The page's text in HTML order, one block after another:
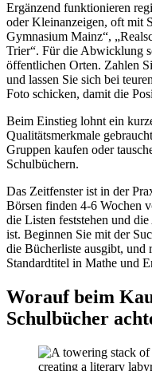
Ergänzend funktionieren
oder Kleinanzeigen, oft mit
Gymnasium Mainz“,
Trier“. Für die Abwicklung
öffentlichen Orten. Zahlen
und lassen Sie sich bei
Foto schicken, damit die
Beim Einstieg lohnt ein
Qualitätsmerkmale
Gruppen kaufen oder
Schulbüchern.
Das Zeitfenster ist in der
Börsen finden 4-6 Wochen
die Listen feststehen und
ist. Beginnen Sie mit der
die Bücherliste ausgibt, und
Standardtitel in Mathe und
Worauf beim
Schulbücher